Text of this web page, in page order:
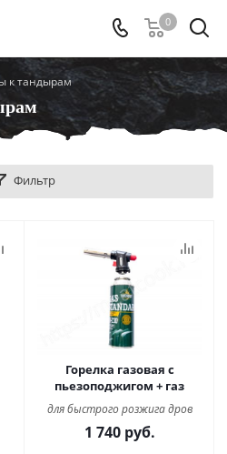
0
к тандырам
Фильтр
Горелка газовая с
пьезоподжигом + газ
для быстрого розжига дров
1 740руб.